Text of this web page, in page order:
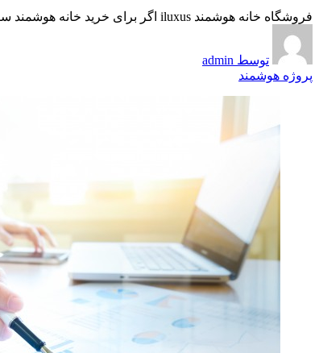
فروشگاه خانه هوشمند iluxus اگر برای خرید خانه هوشمند سری به بازار زده باشید با محصولات متنوعی روبه رو می شوید. برندها وتجهیزات مختلفی ...
توسط admin
پروژه هوشمند